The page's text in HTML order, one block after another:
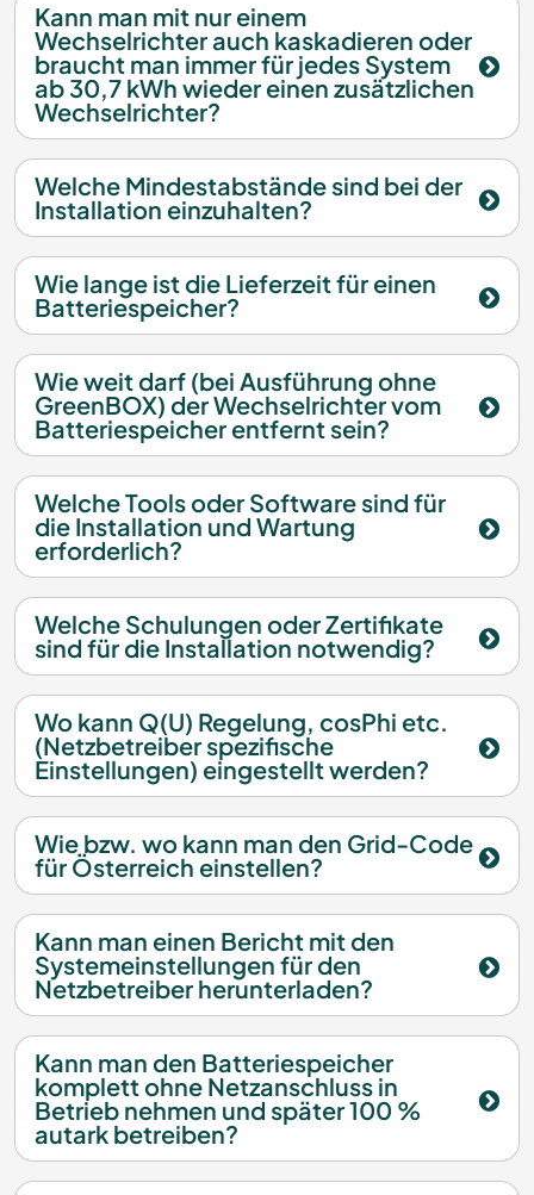
Kann man mit nur einem
Wechselrichter auch kaskadieren oder
braucht man immer für jedes System
ab 30,7 kWh wieder einen zusätzlichen
Wechselrichter?
Welche Mindestabstände sind bei der
Installation einzuhalten?
Wie lange ist die Lieferzeit für einen
Batteriespeicher?
Wie weit darf (bei Ausführung ohne
GreenBOX) der Wechselrichter vom
Batteriespeicher entfernt sein?
Welche Tools oder Software sind für
die Installation und Wartung
erforderlich?
Welche Schulungen oder Zertifikate
sind für die Installation notwendig?
Wo kann Q(U) Regelung, cosPhi etc.
(Netzbetreiber spezifische
Einstellungen) eingestellt werden?
Wie bzw. wo kann man den Grid-Code
für Österreich einstellen?
Kann man einen Bericht mit den
Systemeinstellungen für den
Netzbetreiber herunterladen?
Kann man den Batteriespeicher
komplett ohne Netzanschluss in
Betrieb nehmen und später 100 %
autark betreiben?